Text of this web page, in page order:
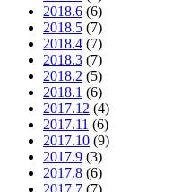
2018.6 (6)
2018.5 (7)
2018.4 (7)
2018.3 (7)
2018.2 (5)
2018.1 (6)
2017.12 (4)
2017.11 (6)
2017.10 (9)
2017.9 (3)
2017.8 (6)
2017.7 (7)